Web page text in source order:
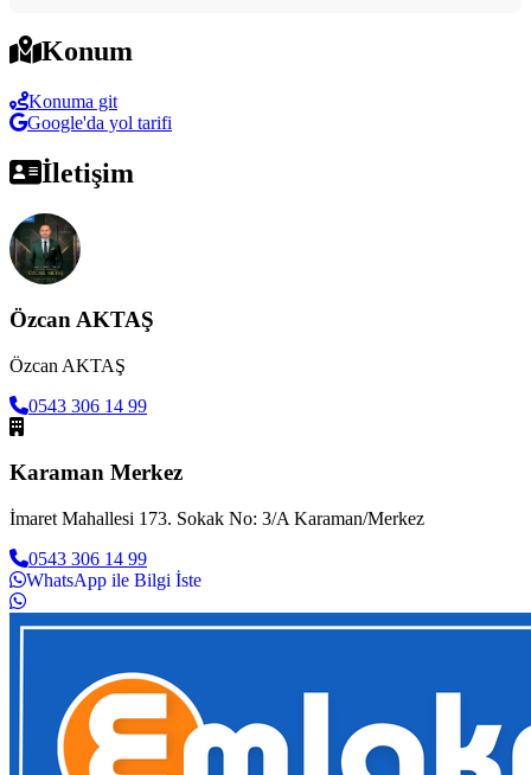
Konum
Konuma git
Google'da yol tarifi
İletişim
Özcan AKTAŞ
Özcan AKTAŞ
0543 306 14 99
Karaman Merkez
İmaret Mahallesi 173. Sokak No: 3/A Karaman/Merkez
0543 306 14 99
WhatsApp ile Bilgi İste